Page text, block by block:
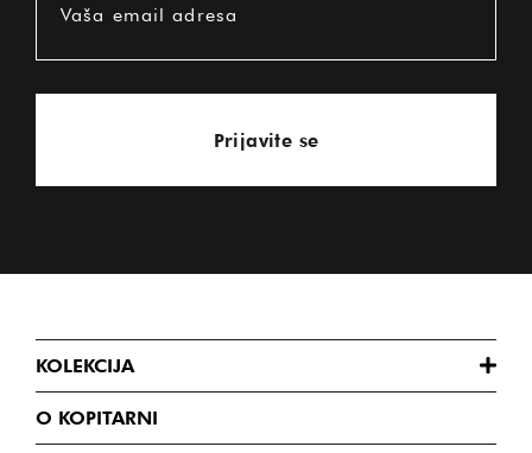
Vaša email adresa
Prijavite se
KOLEKCIJA
O KOPITARNI